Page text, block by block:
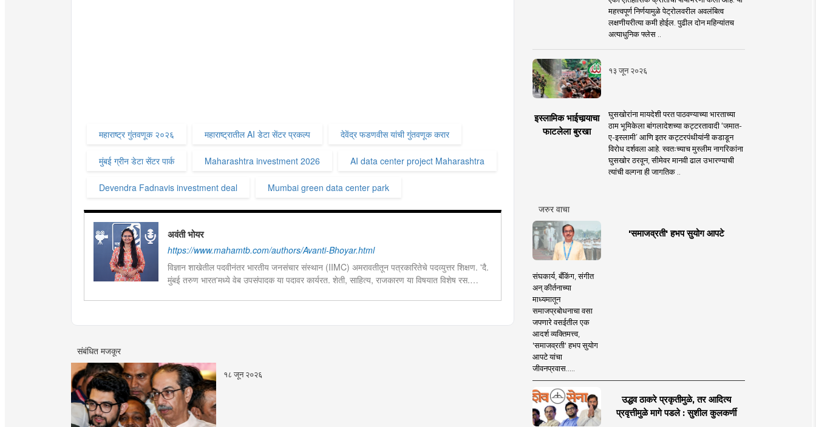
महाराष्ट्र गुंतवणूक २०२६ महाराष्ट्रातील AI डेटा सेंटर प्रकल्प देवेंद्र फडणवीस यांची गुंतवणूक करार
मुंबई ग्रीन डेटा सेंटर पार्क Maharashtra investment 2026 AI data center project Maharashtra
Devendra Fadnavis investment deal Mumbai green data center park
अवंती भोयर
https://www.mahamtb.com/authors/Avanti-Bhoyar.html
विज्ञान शाखेतील पदवीनंतर भारतीय जनसंचार संस्थान (IIMC) अमरावतीतून पत्रकारितेचे पदव्युत्तर शिक्षण. 'दै.
मुंबई तरुण भारत'मध्ये वेब उपसंपादक या पदावर कार्यरत. शेती, साहित्य, राजकारण या विषयात विशेष रस.
संबंधित मजकूर
१८ जून २०२६
महत्त्वपूर्ण निर्णयामुळे पेट्रोलवरील अवलंबित्व
लक्षणीयरीत्या कमी होईल. पुढील दोन महिन्यांतच
अत्याधुनिक फ्लेस ..
१३ जून २०२६
इस्लामिक भाईचार्‍याचा
फाटलेला बुरखा
घुसखोरांना मायदेशी परत पाठवण्याच्या भारताच्या
ठाम भूमिकेला बांगलादेशच्या कट्टरतावादी ‘जमात-
ए-इस्लामी’ आणि इतर कट्टरपंथीयांनी कडाडून
विरोध दर्शवला आहे. स्वतःच्याच मुस्लीम नागरिकांना
घुसखोर ठरवून, सीमेवर मानवी ढाल उभारण्याची
त्यांची वल्गना ही जागतिक ..
जरुर वाचा
'समाजव्रती' हभप सुयोग आपटे
संघकार्य, बँकिंग, संगीत
अन् कीर्तनाच्या
माध्यमातून
समाजप्रबोधनाचा वसा
जपणारे वसईतील एक
आदर्श व्यक्तिमत्त्व,
'समाजव्रती' हभप सुयोग
आपटे यांचा
जीवनप्रवास.....
उद्धव ठाकरे प्रकृतीमुळे, तर आदित्य
प्रवृत्तीमुळे मागे पडले : सुशील कुलकर्णी